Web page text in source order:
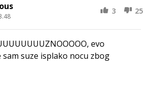
3 25
evo
sam suze isplako nocu zbog